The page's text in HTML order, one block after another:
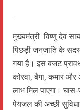
मुख्यमंत्री विष्णु देव
पिछड़ी जनजाति के
गया है। इस बजट
कोरवा, बैगा, कमार और
लाभ मिल पाएगा।
पेयजल की अच्छी